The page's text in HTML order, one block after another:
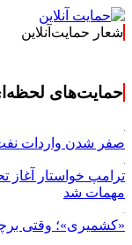
شعار حمایت‌آنلاین
حمایت‌های
صفر شدن واردات
ترامپ خواستار آغاز
مهمات شد
«کشمیری»؛ وقتی